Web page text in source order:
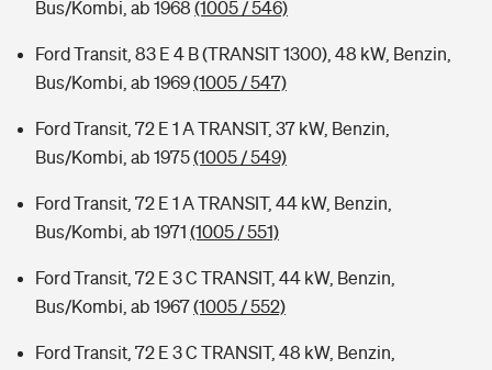
Bus/Kombi, ab 1968 (1005 / 546)
Ford Transit, 83 E 4 B (TRANSIT 1300), 48 kW, Benzin,
Bus/Kombi, ab 1969(1005 / 547)
Ford Transit, 72 E 1 A TRANSIT, 37 kW, Benzin,
Bus/Kombi, ab 1975(1005 / 549)
Ford Transit, 72 E 1 A TRANSIT, 44 kW, Benzin,
Bus/Kombi, ab 1971 (1005 / 551)
Ford Transit, 72 E 3 C TRANSIT, 44 kW, Benzin,
Bus/Kombi, ab 1967(1005 / 552)
Ford Transit, 72 E 3 C TRANSIT, 48 kW, Benzin,